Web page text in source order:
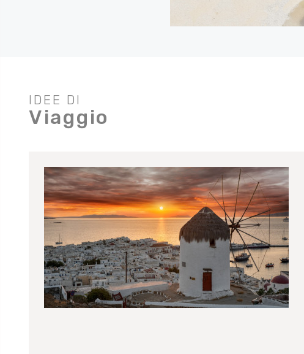
IDEE DI
Viaggio